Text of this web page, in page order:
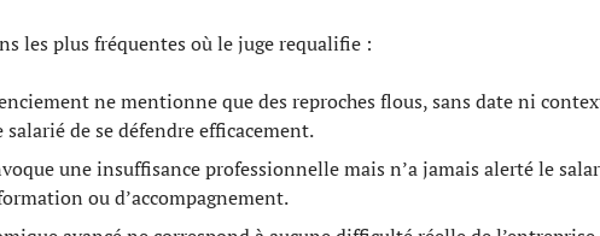
les plus fréquentes où le juge requalifie :
ne mentionne que des reproches flous, sans date ni
salarié de se défendre efficacement.
une insuffisance professionnelle mais n’a jamais alerté le
ou d’accompagnement.